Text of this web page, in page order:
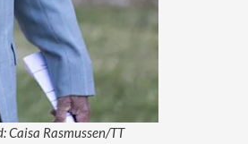
Caisa Rasmussen/TT